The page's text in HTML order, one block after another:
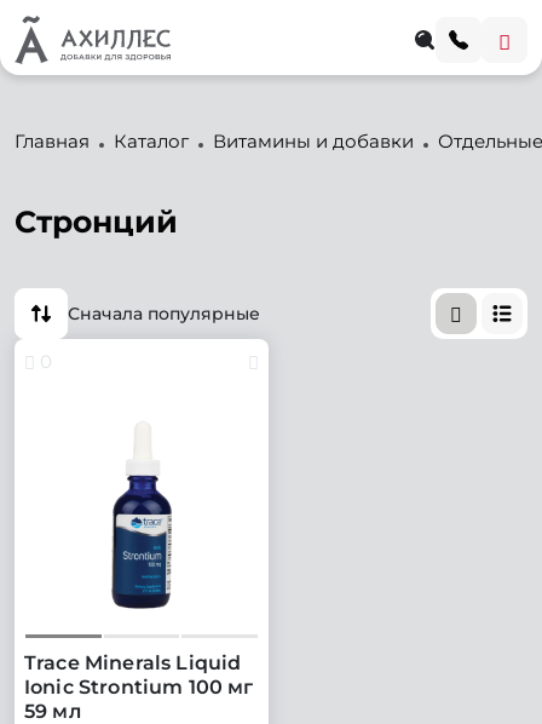
Главная Каталог Витамины и добавки
Стронций
Сначала популярные
0
Trace Minerals Liquid
Ionic Strontium 100 мг
59 мл